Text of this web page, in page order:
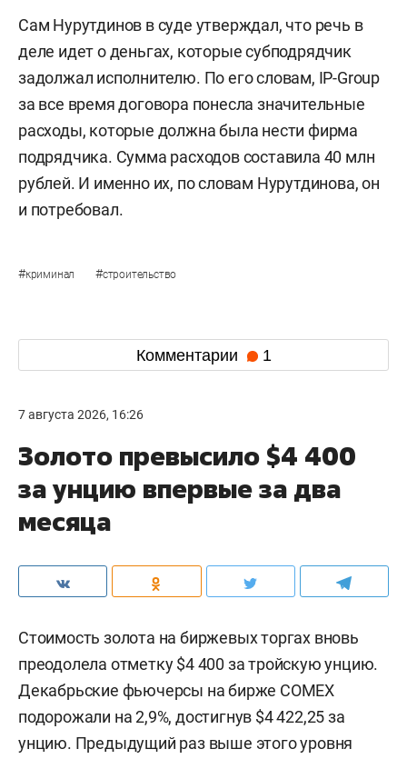
Сам Нурутдинов в суде утверждал, что речь в
деле идет о деньгах, которые субподрядчик
задолжал исполнителю. По его словам, IP-Group
за все время договора понесла значительные
расходы, которые должна была нести фирма
подрядчика. Сумма расходов составила 40 млн
рублей. И именно их, по словам Нурутдинова, он
и потребовал.
#криминал #строительство
Комментарии 1
7 августа 2026, 16:26
Золото превысило $4 400
за унцию впервые за два
месяца
Стоимость золота на биржевых торгах вновь
преодолела отметку $4 400 за тройскую унцию.
Декабрьские фьючерсы на бирже COMEX
подорожали на 2,9%, достигнув $4 422,25 за
унцию. Предыдущий раз выше этого уровня